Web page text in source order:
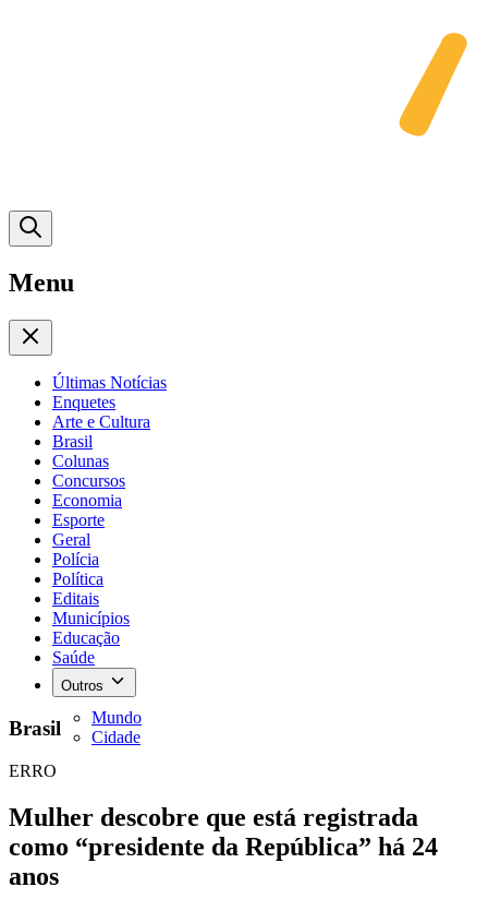
Menu
Últimas Notícias
Enquetes
Arte e Cultura
Brasil
Colunas
Concursos
Economia
Esporte
Geral
Polícia
Política
Editais
Municípios
Educação
Saúde
Outros
Mundo
Cidade
Brasil
ERRO
Mulher descobre que está registrada
como “presidente da República” há 24
anos